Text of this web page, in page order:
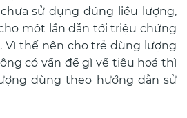
sử dụng đúng liều lượng,
một lần dẫn tới triệu chứng
.Vì thế nên cho trẻ dùng lượng
có vấn đề gì về tiêu hoá thì
dùng theo hướng dẫn sử